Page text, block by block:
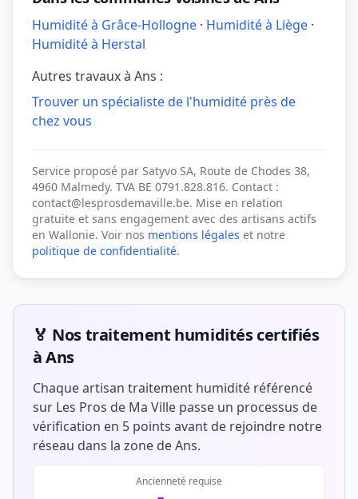
Humidité à Grâce-Hollogne · Humidité à Liège ·
Humidité à Herstal
Autres travaux à Ans :
Trouver un spécialiste de l'humidité près de
chez vous
Service proposé par Satyvo SA, Route de Chodes 38,
4960 Malmedy. TVA BE 0791.828.816. Contact :
contact@lesprosdemaville.be. Mise en relation
gratuite et sans engagement avec des artisans actifs
en Wallonie. Voir nos mentions légales et notre
politique de confidentialité.
🏅 Nos traitement humidités certifiés
à Ans
Chaque artisan traitement humidité référencé
sur Les Pros de Ma Ville passe un processus de
vérification en 5 points avant de rejoindre notre
réseau dans la zone de Ans.
Ancienneté requise